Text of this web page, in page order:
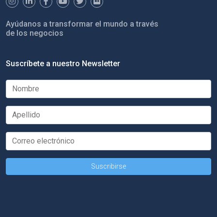
Ayúdanos a transformar el mundo a través
de los negocios
Suscríbete a nuestro Newsletter